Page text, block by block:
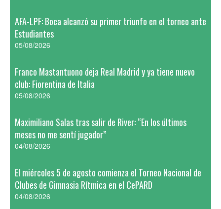
AFA-LPF: Boca alcanzó su primer triunfo en el torneo ante
Estudiantes
05/08/2026
Franco Mastantuono deja Real Madrid y ya tiene nuevo
club: Fiorentina de Italia
05/08/2026
Maximiliano Salas tras salir de River: “En los últimos
meses no me sentí jugador”
04/08/2026
El miércoles 5 de agosto comienza el Torneo Nacional de
Clubes de Gimnasia Rítmica en el CePARD
04/08/2026